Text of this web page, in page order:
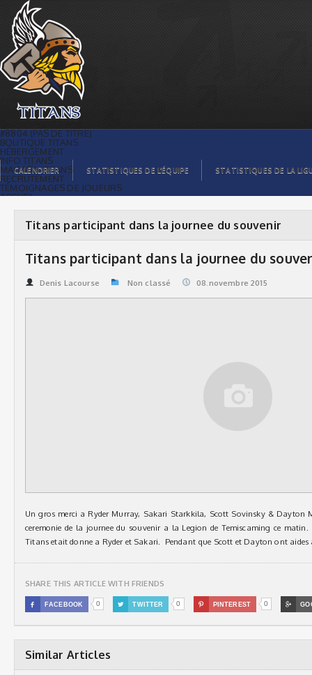
Titans participant dans la journee du
souvenir | Titans de témiscaming
#8804 (PAS DE TITRE)
BOUTIQUE TITANS
HÉBERGEMENT
INFO TITANS
MAGASIN TITANS
RECRUTEMENT
TÉMOIGNAGES DE JOUEURS
ACCUEIL
GALERIE PHOTOS
STATISTIQUES
ORGANISATION
CALENDRIER
GALERIE VIDÉOS
COMMANDITAIRES
STATISTIQUES DE LA LIGUE
CALENDRIER STATISTIQUES DE L’ÉQUIPE STATISTIQUES DE LA
Titans participant dans la journee du souvenir
Titans participant dans la journee du
Denis Lacourse Non classé 08.novembre 2015
Un gros merci a Ryder Murray, Sakari Starkkila, Scott Sovinsky &
ceremonie de la journee du souvenir a la Legion de Temiscaming ce
Titans etait donne a Ryder et Sakari. Pendant que Scott et Dayton ont aides
SHARE THIS ARTICLE WITH FRIENDS
 FACEBOOK 0  TWITTER 0  PINTEREST 0 
Similar Articles